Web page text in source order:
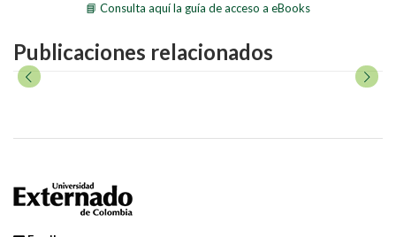
📘 Consulta aquí la guía de acceso a eBooks
Publicaciones relacionados